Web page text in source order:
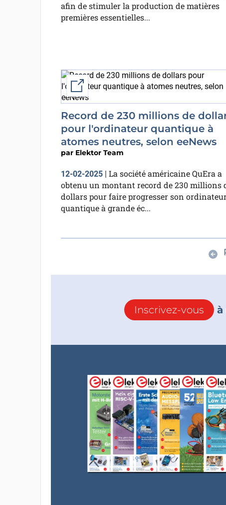
afin de stimuler la production de matières
premières essentielles...
External link
Record de 230 millions de
pour l'ordinateur quantique à
atomes neutres, selon eeNews
par Elektor Team
12-02-2025| La société américaine QuEra a
obtenu un montant record de 230 millions
dollars pour faire progresser son
quantique à grande éc...
Inscrivez-vous à